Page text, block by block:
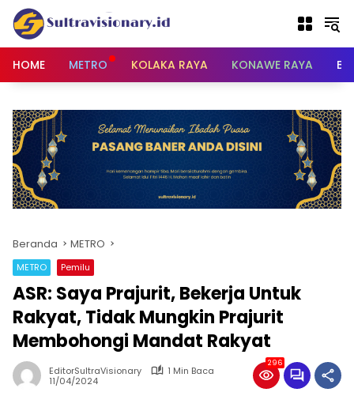
Langsung
konten
HOME
METRO KOLAKA RAYA KONAWE RAYA
Beranda METRO
METRO Pemilu
ASR: Saya Prajurit, Bekerja Untuk
Rakyat, Tidak Mungkin Prajurit
Membohongi Mandat Rakyat
EditorSultraVisionary
1 Min Baca
11/04/2024
296